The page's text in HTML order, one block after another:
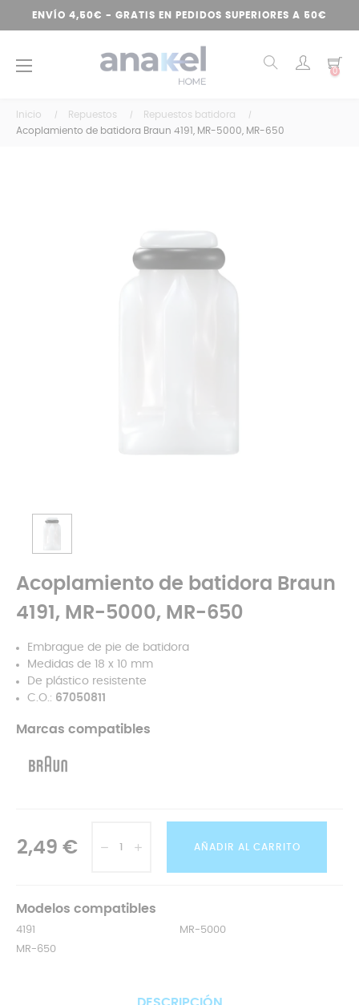
ENVÍO 4,50€ - GRATIS EN PEDIDOS SUPERIORES A 50€
Navegación
☰ 0
Inicio Repuestos
Repuestos batidora
Acoplamiento de batidora Braun 4191, MR-5000, MR-650
Acoplamiento de batidora Braun
4191, MR-5000, MR-650
Embrague de pie de batidora
Medidas de 18 x 10 mm
De plástico resistente
C.O.: 67050811
Marcas compatibles
2,49 € AÑADIR AL CARRITO
Modelos compatibles
4191
MR-5000
MR-650